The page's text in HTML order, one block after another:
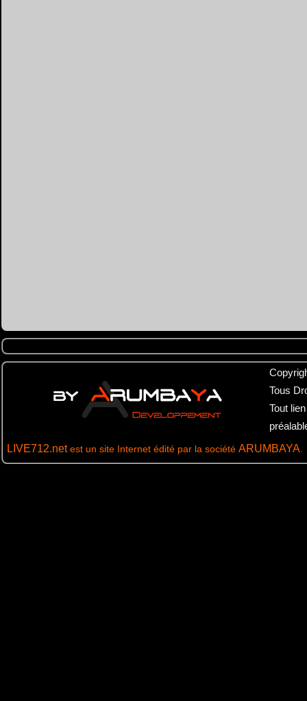
Tous
Tout
LIVE712.netest un site Internet édité par la société ARUMBAYA